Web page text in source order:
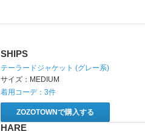
SHIPS
テーラードジャケット (グレー系)
サイズ： MEDIUM
着用コーデ： 3件
ZOZOTOWNで購入する
HARE